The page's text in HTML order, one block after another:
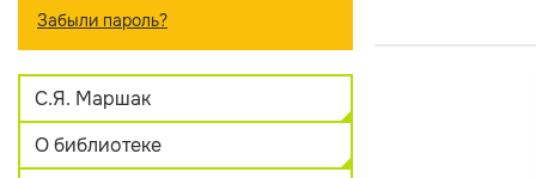
Забыли пароль?
С.Я. Маршак
О библиотеке